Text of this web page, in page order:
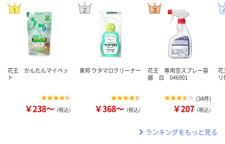
花王 かんたんマイペッ
ト
￥238～ （税込）
東邦 ウタマロクリーナー
￥368～ （税込）
花王 専用空スプレー容
器 白 046901
(34件)
￥207 （税込）
花
ランキングをもっと見る